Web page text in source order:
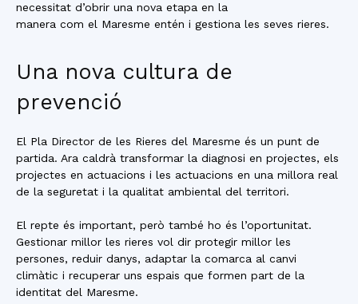
necessitat d’obrir una nova etapa en la
manera com el Maresme entén i gestiona les seves rieres.
Una nova cultura de
prevenció
El Pla Director de les Rieres del Maresme és un punt de
partida. Ara caldrà transformar la diagnosi en projectes, els
projectes en actuacions i les actuacions en una millora real
de la seguretat i la qualitat ambiental del territori.
El repte és important, però també ho és l’oportunitat.
Gestionar millor les rieres vol dir protegir millor les
persones, reduir danys, adaptar la comarca al canvi
climàtic i recuperar uns espais que formen part de la
identitat del Maresme.